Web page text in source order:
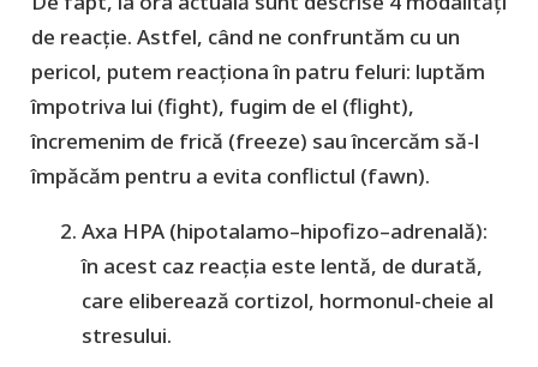
de reacţie. Astfel, când ne confruntăm cu un
pericol, putem reacționa în patru feluri: luptăm
împotriva lui (fight), fugim de el (flight),
încremenim de frică (freeze) sau încercăm să-l
împăcăm pentru a evita conflictul (fawn).
Axa HPA (hipotalamo–hipofizo–adrenală):
în acest caz reacția este lentă, de durată,
care eliberează cortizol, hormonul-cheie al
stresului.